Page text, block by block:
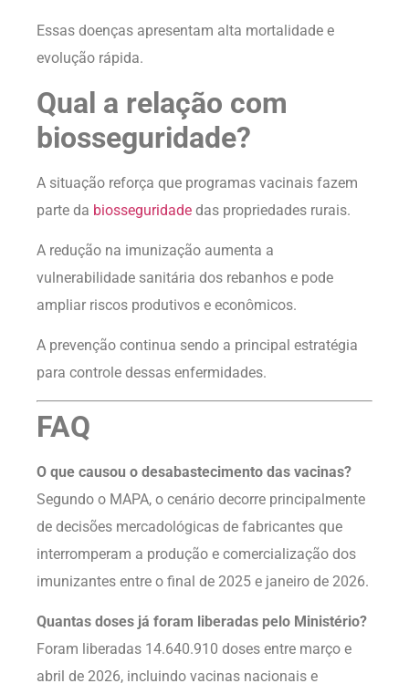
Essas doenças apresentam alta mortalidade e
evolução rápida.
Qual a relação com
biosseguridade?
A situação reforça que programas vacinais fazem
parte da biosseguridade das propriedades rurais.
A redução na imunização aumenta a
vulnerabilidade sanitária dos rebanhos e pode
ampliar riscos produtivos e econômicos.
A prevenção continua sendo a principal estratégia
para controle dessas enfermidades.
FAQ
O que causou o desabastecimento das vacinas?
Segundo o MAPA, o cenário decorre principalmente
de decisões mercadológicas de fabricantes que
interromperam a produção e comercialização dos
imunizantes entre o final de 2025 e janeiro de 2026.
Quantas doses já foram liberadas pelo Ministério?
Foram liberadas 14.640.910 doses entre março e
abril de 2026, incluindo vacinas nacionais e